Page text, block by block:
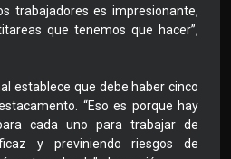
trabajadores es impresionante,
que tenemos que hacer”,
establece que debe haber cinco
“Eso es porque hay
cada uno para trabajar de
y previniendo riesgos de